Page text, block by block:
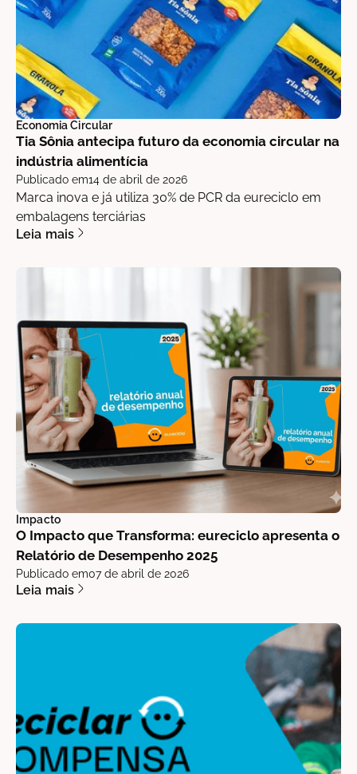
Economia Circular
Tia Sônia antecipa futuro da economia circular na
indústria alimentícia
Publicado em14 de abril de 2026
Marca inova e já utiliza 30% de PCR da eureciclo em
embalagens terciárias
Leia mais
Impacto
O Impacto que Transforma: eureciclo apresenta o
Relatório de Desempenho 2025
Publicado em07 de abril de 2026
Leia mais